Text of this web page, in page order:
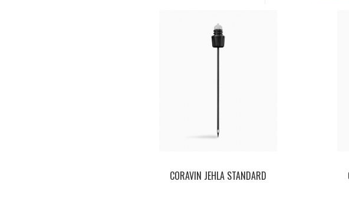
CORAVIN JEHLA STANDARD